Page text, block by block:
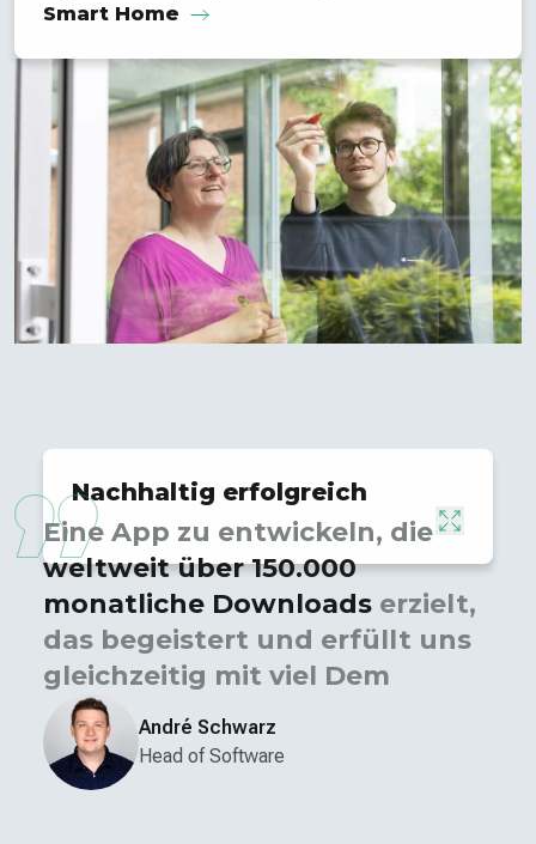
Nachhaltig erfolgreich
Smart Home
Eine App zu entwickeln, die
weltweit über 150.000
monatliche Down­loads erzielt,
das begeistert und erfüllt uns
gleich­zeitig mit viel Demut.
André Schwarz
Head of Software